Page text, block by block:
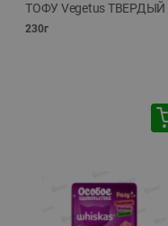
ТОФУ Vegetus ТВЕРДЫЙ
230г